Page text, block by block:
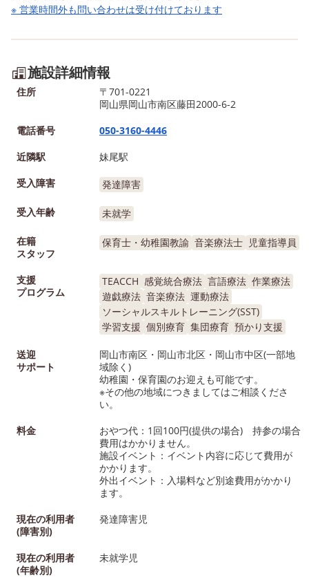
※ 営業時間外も問い合わせは受け付けております
施設詳細情報
住所
〒701-0221
岡山県岡山市南区藤田2000-6-2
電話番号
050-3160-4446
近隣駅
妹尾駅
受入障害
発達障害
受入年齢 未就学
在籍
スタッフ
保育士・幼稚園教諭 音楽療法士 児童指導員
支援
プログラム
TEACCH 感覚統合療法 言語療法 作業療法
遊戯療法 音楽療法 運動療法
ソーシャルスキルトレーニング(SST)
学習支援 個別療育 集団療育 預かり支援
送迎
サポート
岡山市南区・岡山市北区・岡山市中区(一部地
域除く)
幼稚園・保育園のお迎えも可能です。
※その他の地域につきましてはご相談くださ
い。
料金
おやつ代：1回100円(提供の場合) 持参の場合
費用はかかりません。
施設イベント：イベント内容に応じて費用が
かかります。
外出イベント：入場料など別途費用がかかり
ます。
現在の利用者
(障害別)
発達障害児
現在の利用者
(年齢別)
未就学児